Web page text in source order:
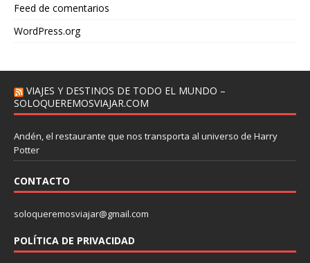
Feed de comentarios
WordPress.org
VIAJES Y DESTINOS DE TODO EL MUNDO –
SOLOQUEREMOSVIAJAR.COM
Andén, el restaurante que nos transporta al universo de Harry
Potter
CONTACTO
soloqueremosviajar@gmail.com
POLÍTICA DE PRIVACIDAD